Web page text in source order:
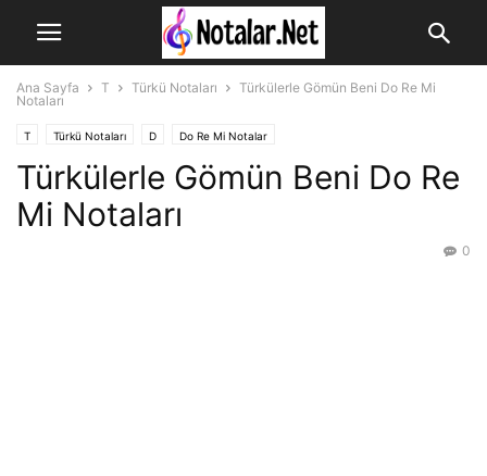
Ana Sayfa T Türkü Notaları
Türkülerle Gömün Beni Do Re Mi
Notaları
T Türkü Notaları D Do Re Mi Notalar
Türkülerle Gömün Beni Do Re
Mi Notaları
0